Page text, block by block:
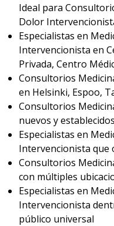
Ideal para
Dolor
Especialistas en
Intervencionista en
Privada, Centro
Consultorios
en Helsinki, Espoo,
Consultorios
nuevos y establecidos
Especialistas en
Intervencionista que
Consultorios
con múltiples
Especialistas en
Intervencionista
público universal